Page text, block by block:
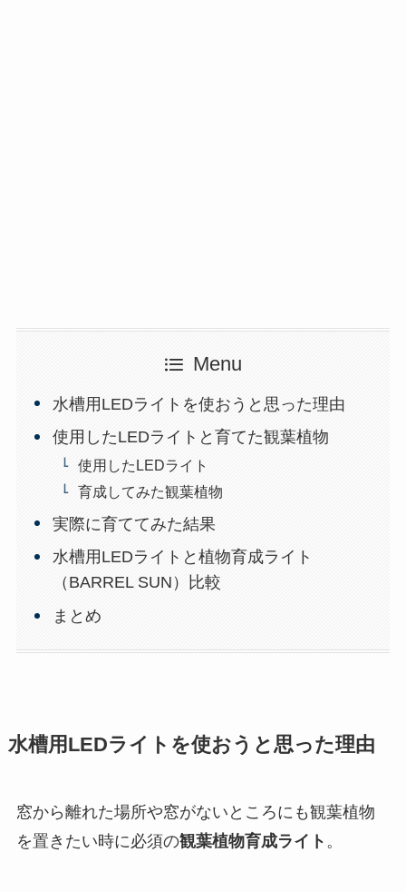
Menu
水槽用LEDライトを使おうと思った理由
使用したLEDライトと育てた観葉植物
使用したLEDライト
育成してみた観葉植物
実際に育ててみた結果
水槽用LEDライトと植物育成ライト
（BARREL SUN）比較
まとめ
水槽用LEDライトを使おうと思った理由
窓から離れた場所や窓がないところにも観葉植物
を置きたい時に必須の観葉植物育成ライト 。